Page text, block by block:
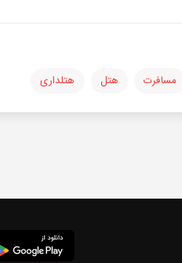
مسافرت هتل هتلداری